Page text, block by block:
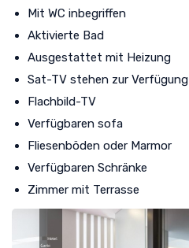
Mit WC inbegriffen
Aktivierte Bad
Ausgestattet mit Heizung
Sat-TV stehen zur Verfügung
Flachbild-TV
Verfügbaren sofa
Fliesenböden oder Marmor
Verfügbaren Schränke
Zimmer mit Terrasse